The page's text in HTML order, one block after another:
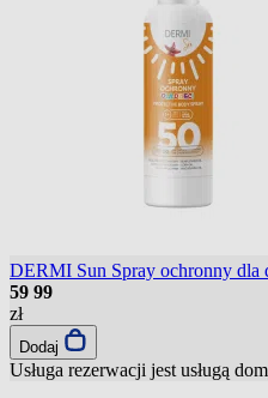
DERMI Sun Spray ochronny dla
59 99
zł
Dodaj
Usługa rezerwacji jest usługą